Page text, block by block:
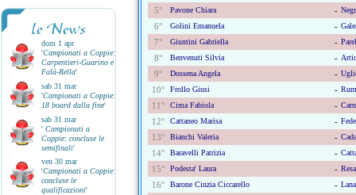
le News
dom 1 apr
'Campionati a Coppie:
Carpentieri-Guarino e
Falà-Rella'
sab 31 mar
'Campionati a Coppie:
18 board dalla fine'
sab 31 mar
' Campionati a
Coppie: concluse le
semifinali'
ven 30 mar
'Campionati a Coppie:
concluse le
qualificazioni'
5° Pavone Chiara -
6° Golini Emanuela -
7° Giuntini Gabriella -
8° Benvenuti Silvia -
9° Dossena Angela -
10° Frollo Giusi -
11° Cima Fabiola -
12° Cattaneo Marisa -
13° Bianchi Valeria -
14° Baravelli Patrizia -
15° Podesta' Laura -
16° Barone Cinzia Ciccarello -